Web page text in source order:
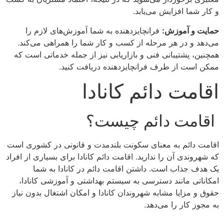
و کار شما افزایش می‌یابد.
حمایت و آموزش: فرانچایزدهنده به شما آموزش‌های لازم را
می‌دهد و در هر مرحله از کسب و کار شما را همراهی می‌کند.
همچنین، پشتیبانی فنی و بازاریابی نیز از جمله خدماتی است که
ممکن است از طرف فرانچایزدهنده دریافت کنید.
اقامت دائم کانادا
اقامت دائم چیست؟
اقامت دائم به معنای سکونت بلندمدت و قانونی در کشوری است
که شهروندی آن را ندارید. اقامت دائم کانادا برای بسیاری از افراد
یک هدف جذاب است. داشتن اقامت دائم در کانادا به شما
امکاناتی مانند دسترسی به سیستم بهداشتی و آموزشی کانادا،
حقوق و مزایا مشابه شهروندان کانادا و امکان اشتغال بدون نیاز
به مجوز کار را می‌دهد.